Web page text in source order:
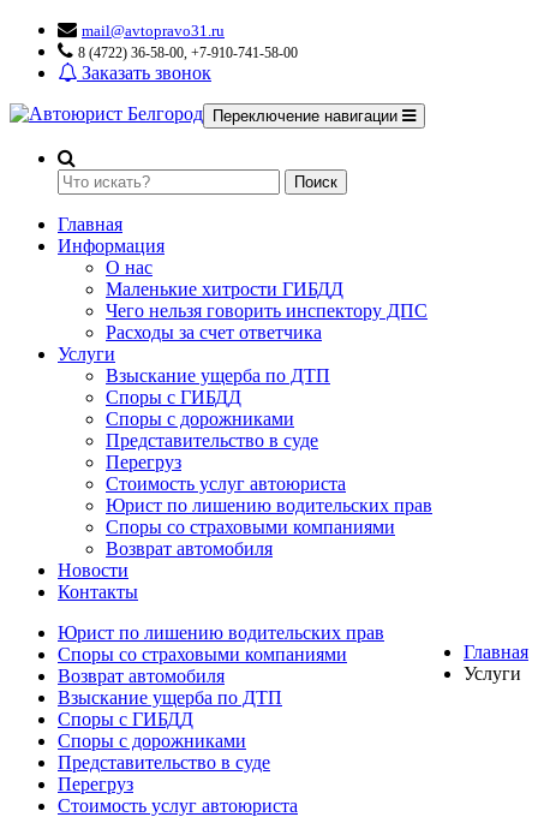
mail@avtopravo31.ru
8 (4722) 36-58-00, +7-910-741-58-00
Заказать звонок
Переключение навигации
Поиск
Главная
Информация
О нас
Маленькие хитрости ГИБДД
Чего нельзя говорить инспектору ДПС
Расходы за счет ответчика
Услуги
Взыскание ущерба по ДТП
Споры с ГИБДД
Споры с дорожниками
Представительство в суде
Перегруз
Стоимость услуг автоюриста
Юрист по лишению водительских прав
Споры со страховыми компаниями
Возврат автомобиля
Новости
Контакты
Главная
Услуги
Юрист по лишению водительских прав
Споры со страховыми компаниями
Возврат автомобиля
Взыскание ущерба по ДТП
Споры с ГИБДД
Споры с дорожниками
Представительство в суде
Перегруз
Стоимость услуг автоюриста